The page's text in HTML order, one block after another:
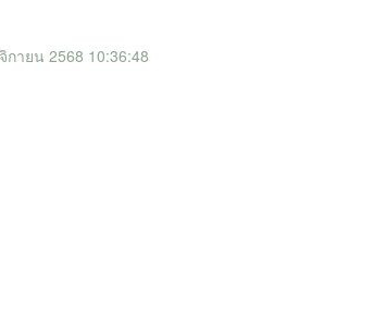
ายน 2568 10:36:48